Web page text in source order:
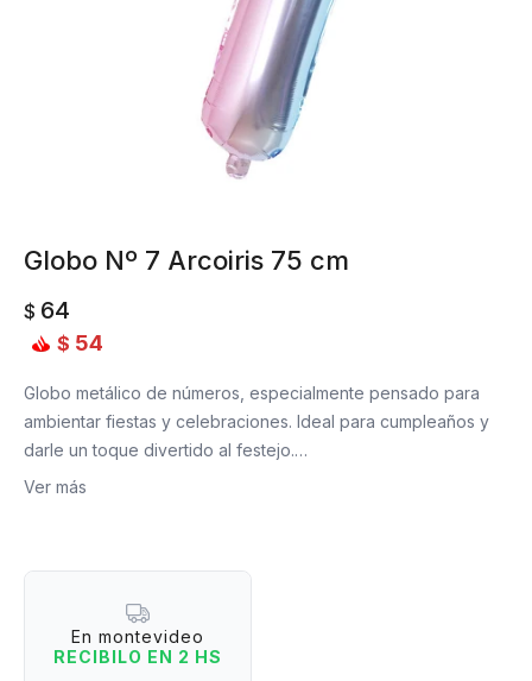
Globo Nº 7 Arcoiris 75 cm
$ 64
$ 54
Globo metálico de números, especialmente pensado para
ambientar fiestas y celebraciones. Ideal para cumpleaños y
darle un toque divertido al festejo.
Medidas: 75 cm de largo.
Ver más
En montevideo
RECIBILO EN 2 HS